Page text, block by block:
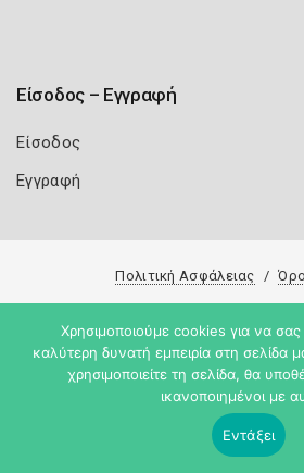
Είσοδος – Εγγραφή
Είσοδος
Εγγραφή
Πολιτική Ασφάλειας
Copyright 2026
Χρησιμοποιούμε cookies για να
καλύτερη δυνατή εμπειρία στη σελίδα
χρησιμοποιείτε τη σελίδα, θα
ικανοποιημένοι με
Εντάξει